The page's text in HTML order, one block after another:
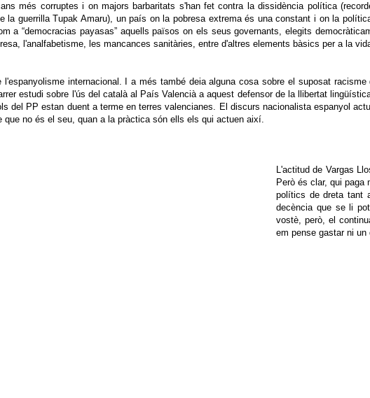
més corruptes i on majors barbaritats s'han fet contra la dissidència política
la guerrilla Tupak Amaru), un país on la pobresa extrema és una constant i on la
a “democracias payasas” aquells països on els seus governants, elegits
l'analfabetisme, les mancances sanitàries, entre d'altres elements bàsics per a la
l'espanyolisme internacional. I a més també deia alguna cosa sobre el suposat
estudi sobre l'ús del català al País Valencià a aquest defensor de la llibertat
del PP estan duent a terme en terres valencianes. El discurs nacionalista espanyol
no és el seu, quan a la pràctica són ells els qui actuen així.
L'actitud de Vargas
Però és clar, qui
polítics de dreta tant
decència que se li
vostè, però, el
em pense gastar ni un